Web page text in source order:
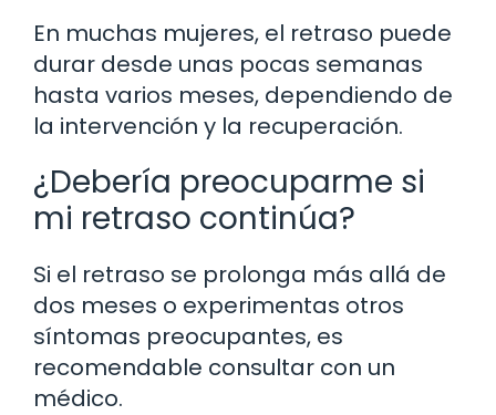
En muchas mujeres, el retraso puede
durar desde unas pocas semanas
hasta varios meses, dependiendo de
la intervención y la recuperación.
¿Debería preocuparme si
mi retraso continúa?
Si el retraso se prolonga más allá de
dos meses o experimentas otros
síntomas preocupantes, es
recomendable consultar con un
médico.